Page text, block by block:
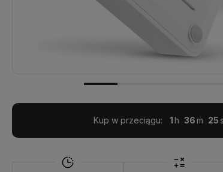
Kup w przeciągu: 1 36 24